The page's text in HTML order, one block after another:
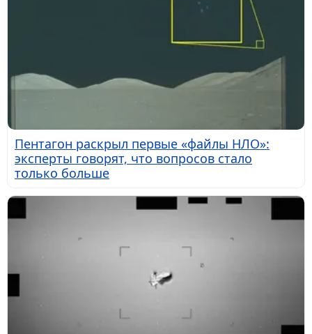
Пентагон раскрыл первые «файлы НЛО»:
эксперты говорят, что вопросов стало
только больше